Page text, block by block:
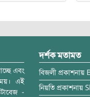
এবং
এই
-
দর্শক মতামত
বিজলী প্রকাশনায়
নিয়তি প্রকাশনায়